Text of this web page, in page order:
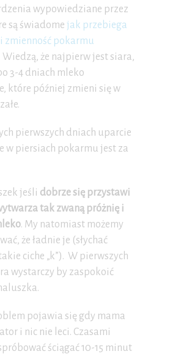
wypowiedziane przez
są świadome jak przebiega
zmienność pokarmu
Wiedzą, że najpierw jest siara,
3-4 dniach mleko
które później zmieni się w
pierwszych dniach uparcie
w piersiach pokarmu jest za
jeśli dobrze się przystawi
tak zwaną próżnię i
. My natomiast możemy
że ładnie je (słychać
ciche „k”). W pierwszych
wystarczy by zaspokoić
pojawia się gdy mama
i nic nie leci. Czasami
ściągać 10-15 minut